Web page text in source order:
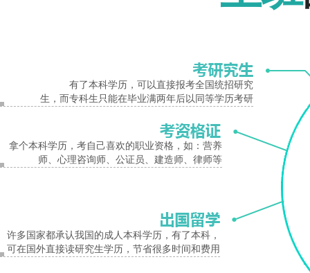
开封体校创始于1957年5月，经省政府批准于1981年由体育中学转为体育中等专业
名胜古迹隔路相望。学校占地面积147亩，建筑面积3万平方米。校园有全封闭标准
开封市 体育运动 学校 环境 寝室 开封市
有了本科学历，可以直接报考全国统招研究
生，而专科生只能在毕业满两年后以同等学历考研
拿个本科学历，考自己喜欢的职业资格，如：营养
师、心理咨询师、公证员、建造师、律师等
许多国家都承认我国的成人本科学历，有了本科，
可在国外直接读研究生学历，节省很多时间和费用